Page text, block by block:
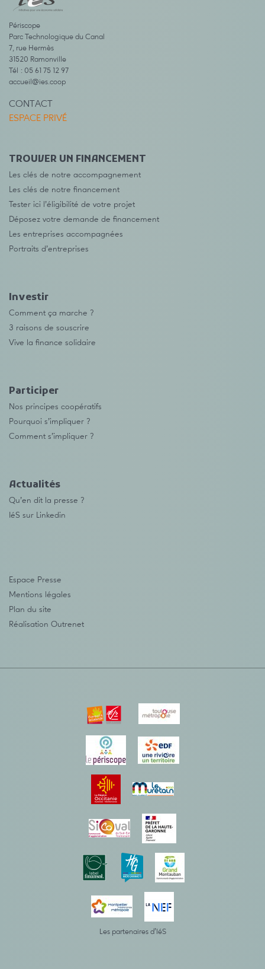
Périscope
Parc Technologique du Canal
7, rue Hermès
31520 Ramonville
Tél : 05 61 75 12 97
accueil@ies.coop
CONTACT
ESPACE PRIVÉ
TROUVER UN FINANCEMENT
Les clés de notre accompagnement
Les clés de notre financement
Tester ici l’éligibilité de votre projet
Déposez votre demande de financement
Les entreprises accompagnées
Portraits d’entreprises
Investir
Comment ça marche ?
3 raisons de souscrire
Vive la finance solidaire
Participer
Nos principes coopératifs
Pourquoi s’impliquer ?
Comment s’impliquer ?
Actualités
Qu’en dit la presse ?
IéS sur Linkedin
Espace Presse
Mentions légales
Plan du site
Réalisation Outrenet
Les partenaires d’IéS